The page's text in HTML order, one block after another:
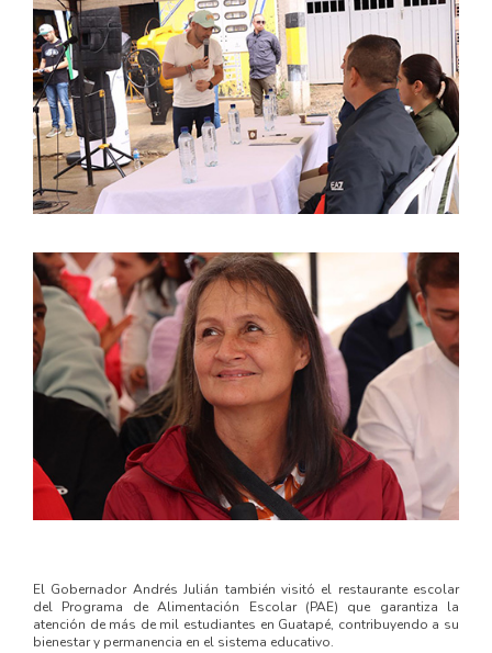
El Gobernador Andrés Julián también visitó el restaurante escolar
del Programa de Alimentación Escolar (PAE) que garantiza la
atención de más de mil estudiantes en Guatapé, contribuyendo a su
bienestar y permanencia en el sistema educativo.